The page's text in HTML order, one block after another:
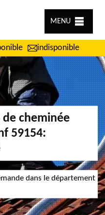
MENU
indisponible
cheminée
59154:
dans le département